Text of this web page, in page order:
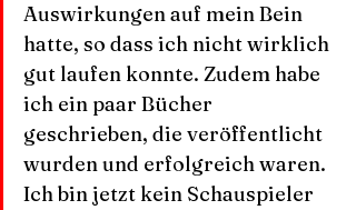
Auswirkungen auf mein Bein
hatte, so dass ich nicht wirklich
gut laufen konnte. Zudem habe
ich ein paar Bücher
geschrieben, die veröffentlicht
wurden und erfolgreich waren.
Ich bin jetzt kein Schauspieler